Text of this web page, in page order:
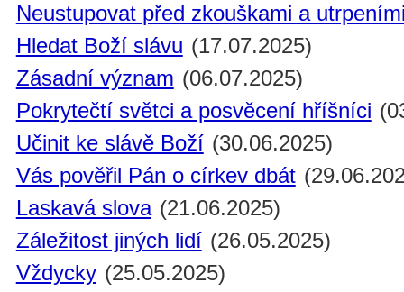
Neustupovat před zkouškami a
Hledat Boží slávu (17.07.2025)
Zásadní význam (06.07.2025)
Pokrytečtí světci a posvěcení hříšníci
Učinit ke slávě Boží (30.06.2025)
Vás pověřil Pán o církev dbát
Laskavá slova (21.06.2025)
Záležitost jiných lidí (26.05.2025)
Vždycky (25.05.2025)